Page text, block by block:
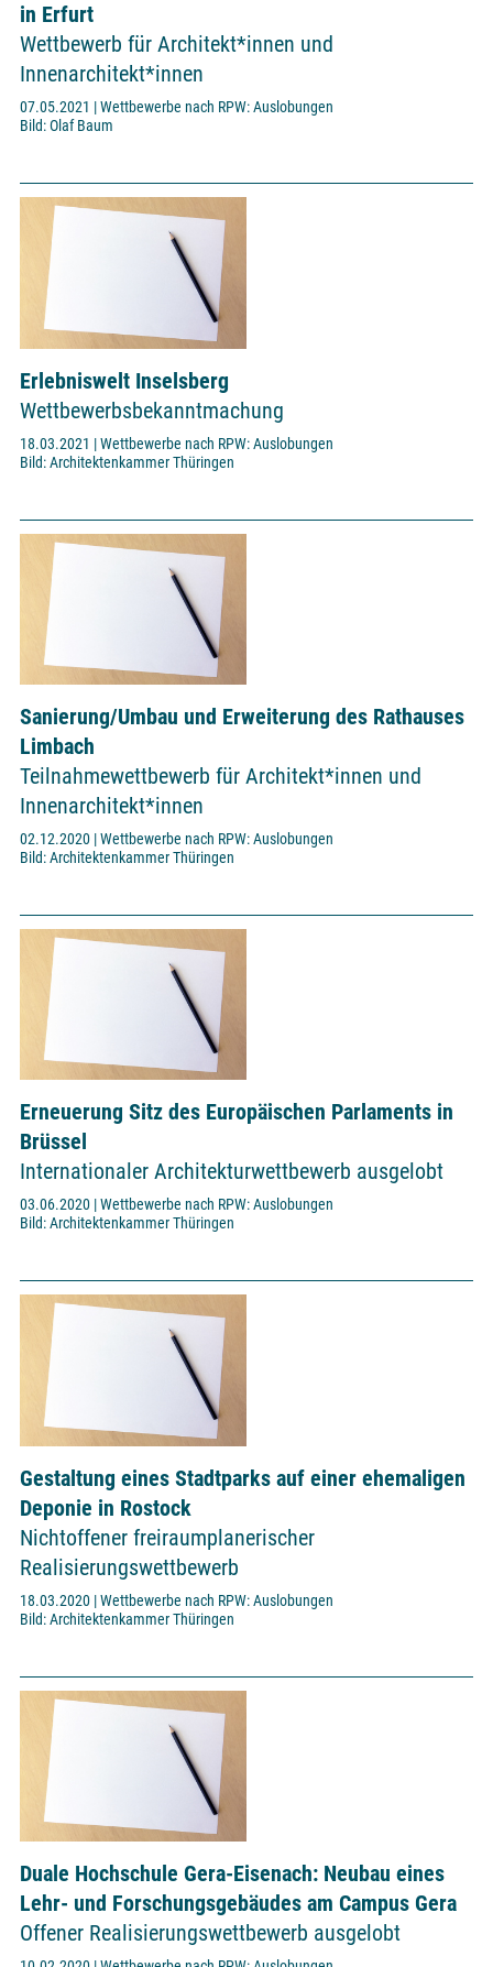
in Erfurt
Wettbewerb für Architekt*innen und
Innenarchitekt*innen
07.05.2021 | Wettbewerbe nach RPW: Auslobungen
Bild: Olaf Baum
Erlebniswelt Inselsberg
Wettbewerbsbekanntmachung
18.03.2021 | Wettbewerbe nach RPW: Auslobungen
Bild: Architektenkammer Thüringen
Sanierung/Umbau und Erweiterung des Rathauses
Limbach
Teilnahmewettbewerb für Architekt*innen und
Innenarchitekt*innen
02.12.2020 | Wettbewerbe nach RPW: Auslobungen
Bild: Architektenkammer Thüringen
Erneuerung Sitz des Europäischen Parlaments in
Brüssel
Internationaler Architekturwettbewerb ausgelobt
03.06.2020 | Wettbewerbe nach RPW: Auslobungen
Bild: Architektenkammer Thüringen
Gestaltung eines Stadtparks auf einer ehemaligen
Deponie in Rostock
Nichtoffener freiraumplanerischer
Realisierungswettbewerb
18.03.2020 | Wettbewerbe nach RPW: Auslobungen
Bild: Architektenkammer Thüringen
Duale Hochschule Gera-Eisenach: Neubau eines
Lehr- und Forschungsgebäudes am Campus Gera
Offener Realisierungswettbewerb ausgelobt